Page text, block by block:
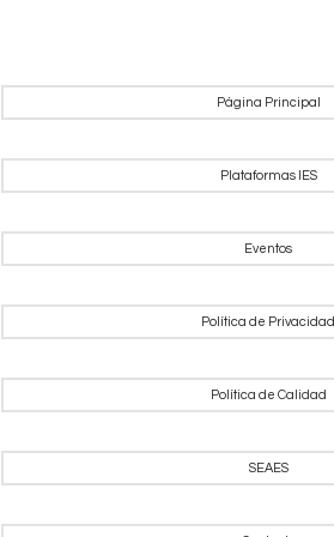
Página Principal
Plataformas IES
Eventos
Política de Privacidad
Política de Calidad
SEAES